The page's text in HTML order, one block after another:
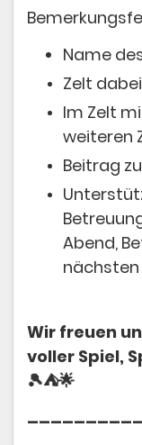
Name
Zelt
Im Zelt
weiteren
Beitrag
Abend,
Wir freuen
voller Spiel,
🎾⛺🌟